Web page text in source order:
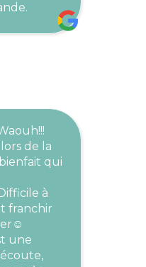
de la
qui
à
franchir
une